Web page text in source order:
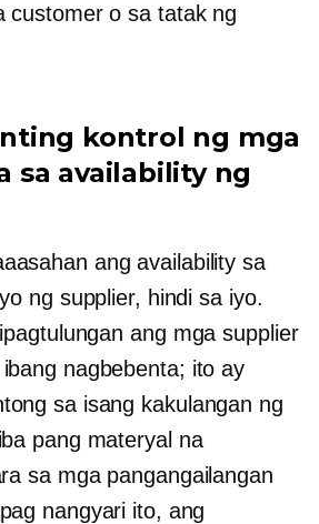
customer o sa tatak ng
kontrol ng mga
sa availability ng
ang availability sa
ng supplier, hindi sa iyo.
ang mga supplier
nagbebenta; ito ay
sa isang kakulangan ng
pang materyal na
sa mga pangangailangan
nangyari ito, ang